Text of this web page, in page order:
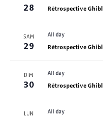
28 Rétrospective
SAM
29
All day
Rétrospective
DIM
30
All day
Rétrospective
LUN All day